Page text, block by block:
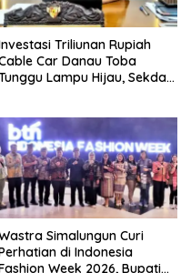
Triliunan Rupiah
Car Danau Toba
Lampu Hijau, Sekda
Simalungun Curi
di Indonesia
Week 2026, Bupati